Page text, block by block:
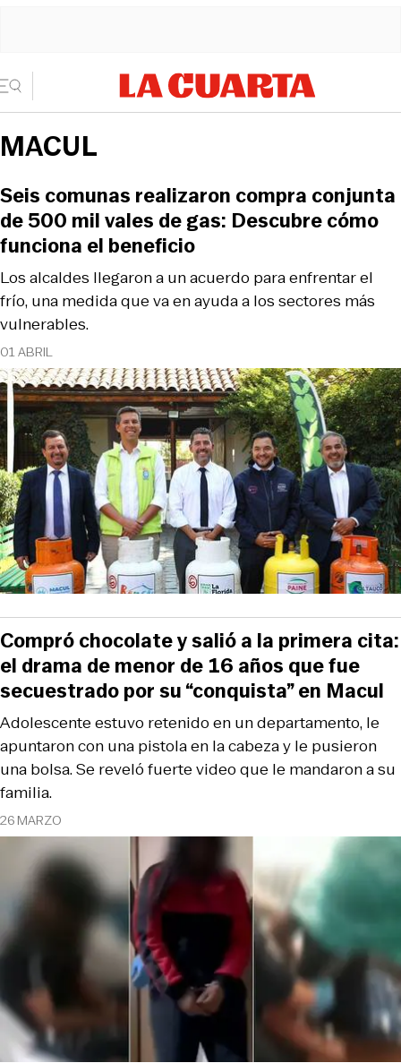
MACUL
01 ABRIL
Los alcaldes llegaron a un acuerdo para enfrentar el
frío, una medida que va en ayuda a los sectores más
vulnerables.
Seis comunas realizaron compra conjunta
de 500 mil vales de gas: Descubre cómo
funciona el beneficio
26 MARZO
Adolescente estuvo retenido en un departamento, le
apuntaron con una pistola en la cabeza y le pusieron
una bolsa. Se reveló fuerte video que le mandaron a su
familia.
Compró chocolate y salió a la primera cita:
el drama de menor de 16 años que fue
secuestrado por su “conquista” en Macul